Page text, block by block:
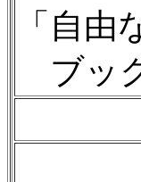
「自
ブッ